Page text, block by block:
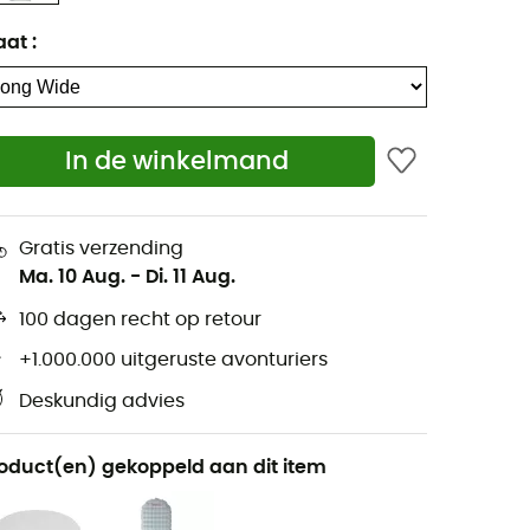
:
In de winkelmand
Gratis verzending
Ma. 10 Aug. - Di. 11 Aug.
100 dagen recht op retour
+1.000.000 uitgeruste avonturiers
Deskundig advies
gekoppeld aan dit item